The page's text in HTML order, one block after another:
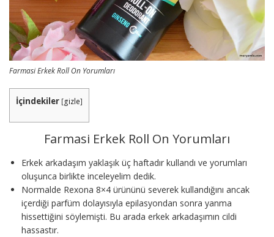
Farmasi Erkek Roll On Yorumları
İçindekiler [gizle]
Farmasi Erkek Roll On Yorumları
Erkek arkadaşım yaklaşık üç haftadır kullandı ve yorumları
oluşunca birlikte inceleyelim dedik.
Normalde Rexona 8×4 ürününü severek kullandığını ancak
içerdiği parfüm dolayısıyla epilasyondan sonra yanma
hissettiğini söylemişti. Bu arada erkek arkadaşımın cildi
hassastır.